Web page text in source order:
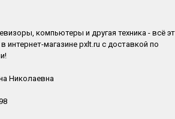
компьютеры и другая техника - всё
интернет-магазине pxlt.ru с доставкой по
Николаевна